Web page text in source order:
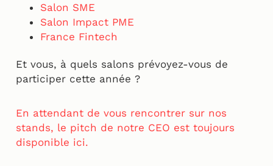
Salon SME
Salon Impact PME
France Fintech
Et vous, à quels salons prévoyez-vous de
participer cette année ?
En attendant de vous rencontrer sur nos
stands, le pitch de notre CEO est toujours
disponible ici.